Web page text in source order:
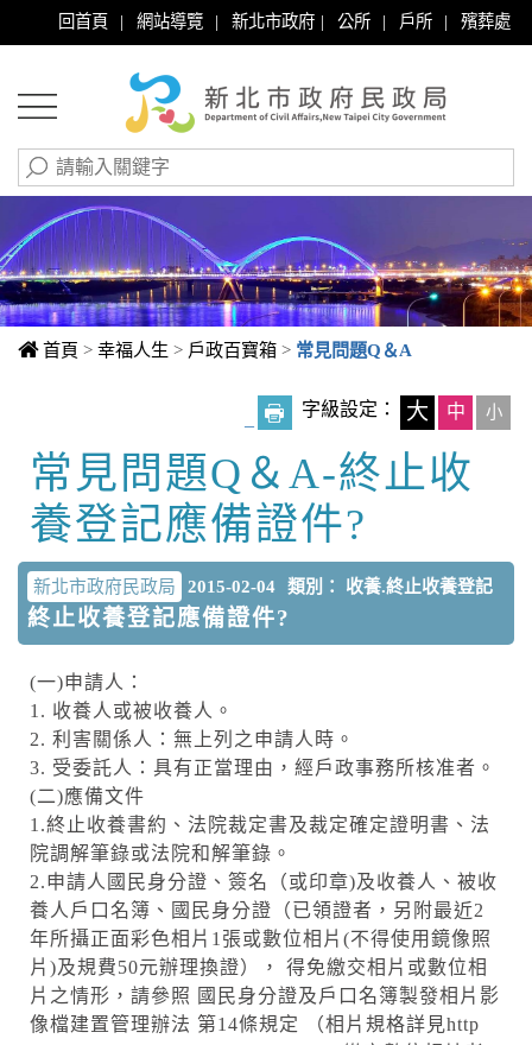
回首頁 | 網站導覽 | 新北市政府 | 公所 | 戶所 | 殯葬處
首頁 > 幸福人生 > 戶政百寶箱 > 常見問題Q＆A
字級設定： 大 中 小
中央內容區塊
常見問題Q＆A-終止收
養登記應備證件?
新北市政府民政局 2015-02-04 類別： 收養.終止收養登記
終止收養登記應備證件?
(一)申請人：
1. 收養人或被收養人。
2. 利害關係人：無上列之申請人時。
3. 受委託人：具有正當理由，經戶政事務所核准者。
(二)應備文件
1.終止收養書約、法院裁定書及裁定確定證明書、法
院調解筆錄或法院和解筆錄。
2.申請人國民身分證、簽名（或印章)及收養人、被收
養人戶口名簿、國民身分證（已領證者，另附最近2
年所攝正面彩色相片1張或數位相片(不得使用鏡像照
片)及規費50元辦理換證）， 得免繳交相片或數位相
片之情形，請參照 國民身分證及戶口名簿製發相片影
像檔建置管理辦法 第14條規定 （相片規格詳見http